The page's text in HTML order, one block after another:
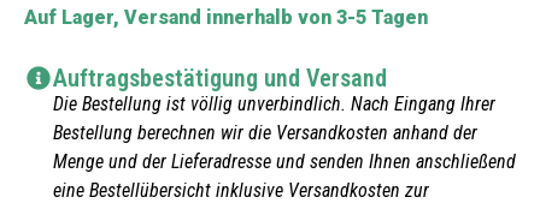
Auf Lager, Versand innerhalb von 3-5 Tagen
Auftragsbestätigung und Versand
Die Bestellung ist völlig unverbindlich. Nach Eingang Ihrer
Bestellung berechnen wir die Versandkosten anhand der
Menge und der Lieferadresse und senden Ihnen anschließend
eine Bestellübersicht inklusive Versandkosten zur